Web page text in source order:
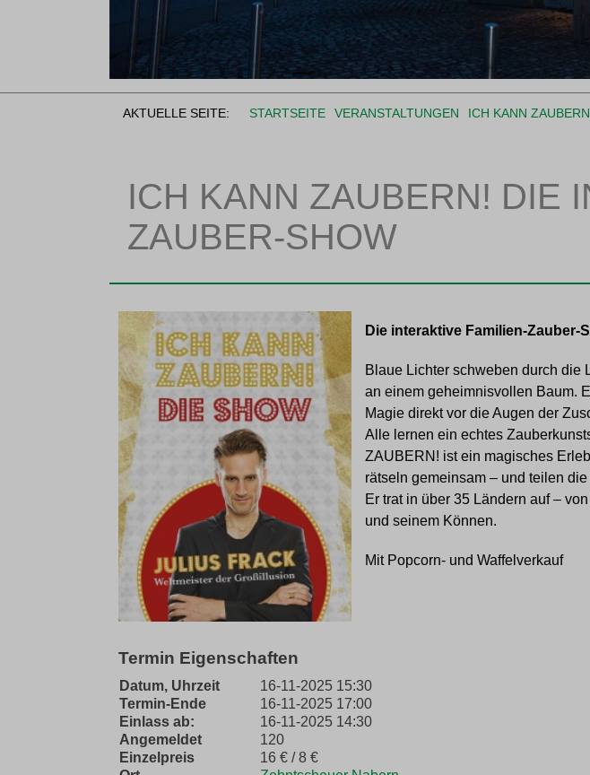
AKTUELLE SEITE: STARTSEITE VERANSTALTUNGEN ICH KANN
ICH KANN ZAUBERN! DIE
ZAUBER-SHOW
Die interaktive Familien-Zauber-
Blaue Lichter schweben durch die
an einem geheimnisvollen Baum.
Magie direkt vor die Augen der
Alle lernen ein echtes
ZAUBERN! ist ein magisches
rätseln gemeinsam – und teilen
Er trat in über 35 Ländern auf –
und seinem Können.
Mit Popcorn- und Waffelverkauf
Termin Eigenschaften
Datum, Uhrzeit
16-11-2025 15:30
Termin-Ende
16-11-2025 17:00
Einlass ab:
16-11-2025 14:30
Angemeldet
120
Einzelpreis
16 € / 8 €